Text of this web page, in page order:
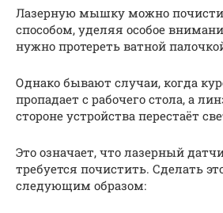
Лазерную мышку можно
способом, уделяя особое
нужно протереть ватной
Однако бывают случаи, когда
пропадает с рабочего стола, а
стороне устройства перестаёт
Это означает, что лазерный
требуется почистить. Сделать
следующим образом: